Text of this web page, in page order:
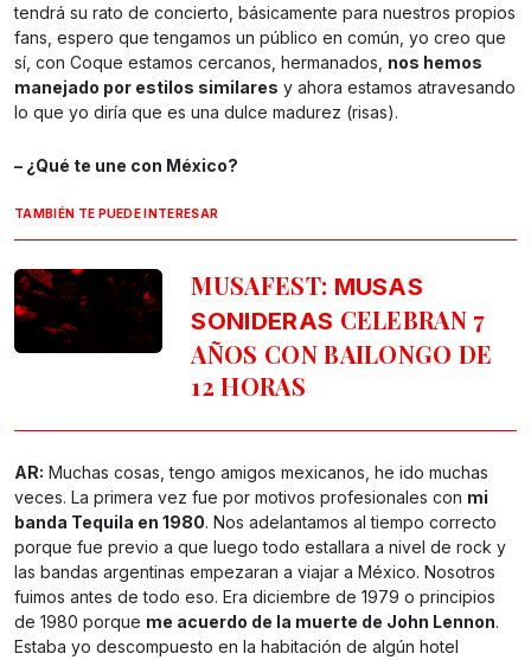
tendrá su rato de concierto, básicamente para nuestros propios
fans, espero que tengamos un público en común, yo creo que
sí, con Coque estamos cercanos, hermanados, nos hemos
manejado por estilos similares y ahora estamos atravesando
lo que yo diría que es una dulce madurez (risas).
– ¿Qué te une con México?
TAMBIÉN TE PUEDE INTERESAR
MUSAFEST: MUSAS
SONIDERAS CELEBRAN 7
AÑOS CON BAILONGO DE
12 HORAS
AR: Muchas cosas, tengo amigos mexicanos, he ido muchas
veces. La primera vez fue por motivos profesionales con mi
banda Tequila en 1980. Nos adelantamos al tiempo correcto
porque fue previo a que luego todo estallara a nivel de rock y
las bandas argentinas empezaran a viajar a México. Nosotros
fuimos antes de todo eso. Era diciembre de 1979 o principios
de 1980 porque me acuerdo de la muerte de John Lennon.
Estaba yo descompuesto en la habitación de algún hotel